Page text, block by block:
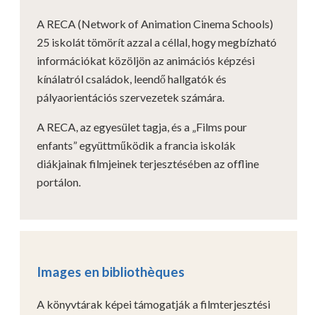
A RECA (Network of Animation Cinema Schools)
25 iskolát tömörít azzal a céllal, hogy megbízható
információkat közöljön az animációs képzési
kínálatról családok, leendő hallgatók és
pályaorientációs szervezetek számára.
A RECA, az egyesület tagja, és a „Films pour
enfants” együttműködik a francia iskolák
diákjainak filmjeinek terjesztésében az offline
portálon.
Images en bibliothèques
A könyvtárak képei támogatják a filmterjesztési